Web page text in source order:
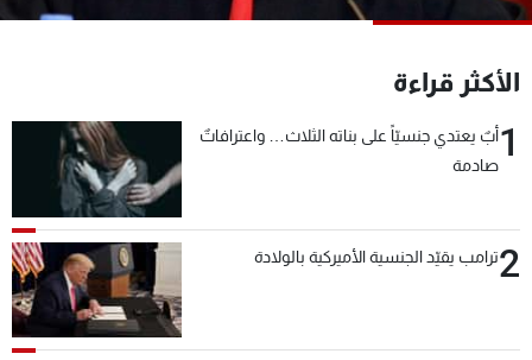
الأكثر قراءة
1أبٌ يعتدي جنسيّاً على بناته الثلاث… واعترافاتٌ
صادمة
2ترامب يقيّد الجنسية الأميركية بالولادة
شاهد البرامج
عن MTV
الإنـتـاج
وظائف
شروط الإسـتخدام